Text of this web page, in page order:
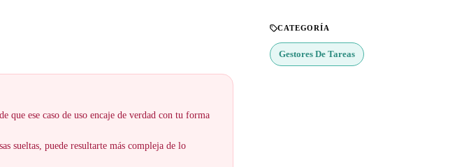
que ese caso de uso encaje de verdad con tu forma
sueltas, puede resultarte más compleja de lo
CATEGORÍA
Gestores De Tareas